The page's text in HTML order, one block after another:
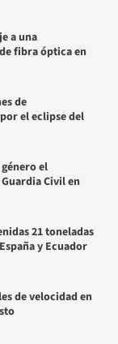
a una
fibra óptica en
de
el eclipse del
el
Civil en
21 toneladas
y Ecuador
de velocidad en